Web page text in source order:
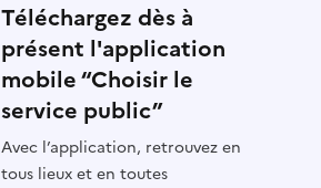
Téléchargez dès à
présent l'application
mobile “Choisir le
service public”
Avec l’application, retrouvez en
tous lieux et en toutes